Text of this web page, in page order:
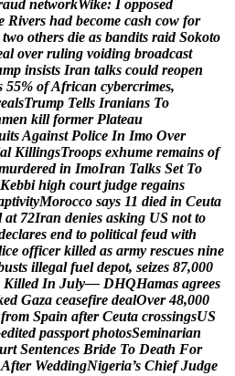
aud networkWike: I opposed
Rivers had become cash cow for
two others die as bandits raid Sokoto
al over ruling voiding broadcast
mp insists Iran talks could reopen
55% ofAfrican cybercrimes,
ealsTrump Tells Iranians To
men kill former Plateau
itsAgainst Police In Imo Over
al KillingsTroops exhume remains of
urdered in ImoIran Talks Set To
Kebbi high court judge regains
ptivityMorocco says 11 died in Ceuta
at 72Iran denies asking US not to
eclares end to political feud with
ice officer killed as army rescues nine
usts illegal fuel depot, seizes 87,000
Killed In July— DHQHamas agrees
ed Gaza ceasefire dealOver 48,000
from Spain after Ceuta crossingsUS
edited passport photosSeminarian
urt Sentences Bride To Death For
After WeddingNigeria’s Chief Judge